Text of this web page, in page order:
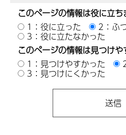
このページの情報は役に立ち
1：役に立った
2：ふ
3：役に立たなかった
このページの情報は見つけ
1：見つけやすかった
3：見つけにくかった